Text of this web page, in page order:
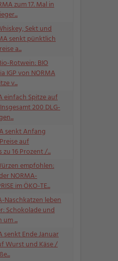
zum 17. Mal in
Sekt und
senkt pünktlich
a...
Rotwein: BIO
IGP von NORMA
v...
einfach Spitze auf
200 DLG-
senkt Anfang
auf
16 Prozent /...
empfohlen:
NORMA-
im ÖKO-TE...
Naschkatzen leben
Schokolade und
...
senkt Ende Januar
Wurst und Käse /